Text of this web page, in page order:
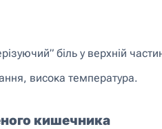
біль у верхній
висока температура.
кишечника